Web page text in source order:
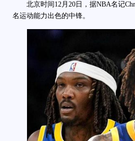
北京时间12月20日，据NBA名记
名运动能力出色的中锋。